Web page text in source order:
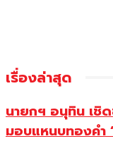
เรื่องล่าสุด
นายกฯ อนุทิน เชิ
มอบแหนบทองคำ